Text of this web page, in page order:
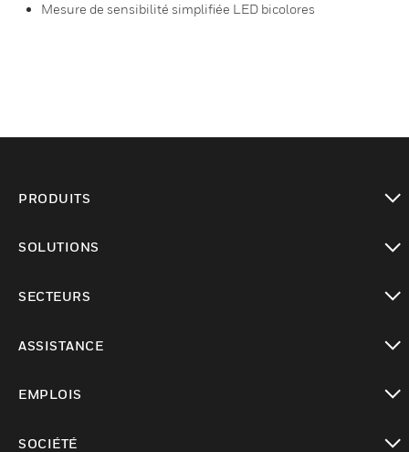
Mesure de sensibilité simplifiée LED bicolores
PRODUITS
SOLUTIONS
SECTEURS
ASSISTANCE
EMPLOIS
SOCIÉTÉ